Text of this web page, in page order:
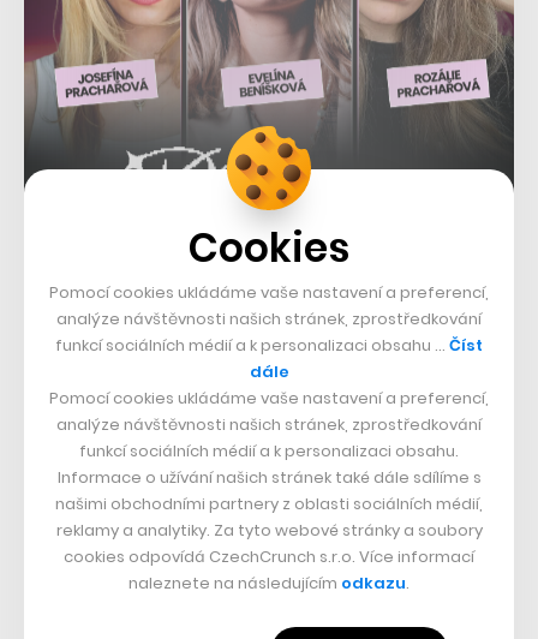
Přestože to mělo být původně jen dočasné řešení, Jakub
Havrlant nakonec strávil v čele Mall Group dva a půl
roku a až nyní dokázal najít svého nástupce.
Každodenního řízení celé skupiny se ujme Oldřich
Bajer, který spoluzaložil Centrum.cz a byl významným
Cookies
Pomocí cookies ukládáme vaše nastavení a preferencí,
analýze návštěvnosti našich stránek, zprostředkování
funkcí sociálních médií a k personalizaci obsahu … Číst
dále
Pomocí cookies ukládáme vaše nastavení a preferencí,
analýze návštěvnosti našich stránek, zprostředkování
funkcí sociálních médií a k personalizaci obsahu.
Informace o užívání našich stránek také dále sdílíme s
našimi obchodními partnery z oblasti sociálních médií,
reklamy a analytiky. Za tyto webové stránky a soubory
cookies odpovídá CzechCrunch s.r.o. Více informací
naleznete na následujícím odkazu.